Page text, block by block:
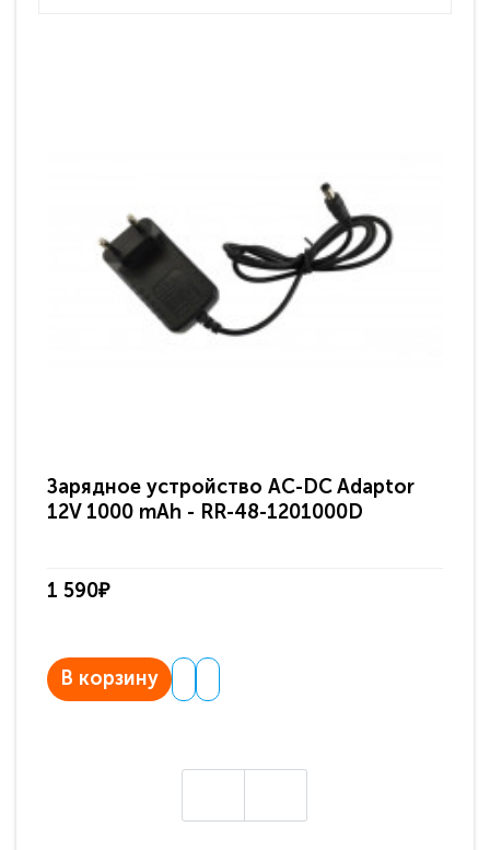
Зарядное устройство AC-DC Adaptor
12V 1000 mAh - RR-48-1201000D
1 590₽
В корзину